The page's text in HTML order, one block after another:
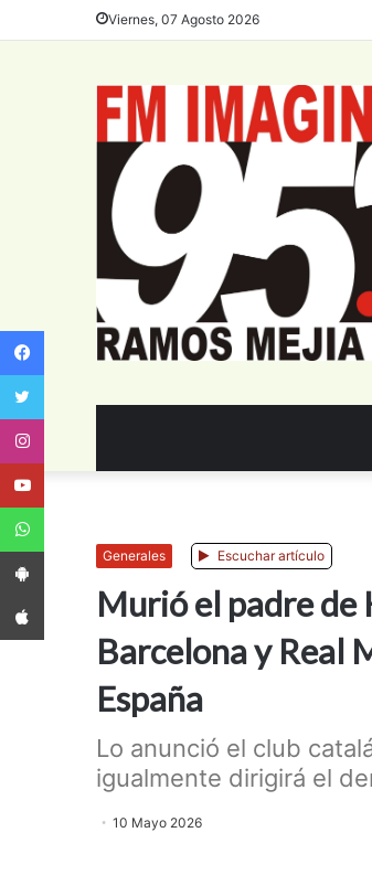
Viernes, 07 Agosto 2026
Generales Escuchar artículo
Murió el padre de
Barcelona y Real
España
Lo anunció el club
igualmente dirigirá el
10 Mayo 2026
Facebook
App Android